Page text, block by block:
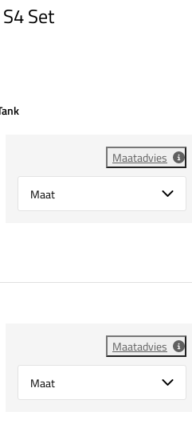
Set
Maatadvies
Select {option} for {name}
Maatadvies
Select {option} for {name}